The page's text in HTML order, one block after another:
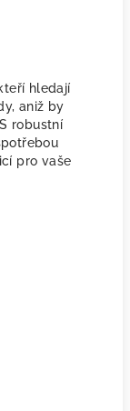
hledají
aniž by
robustní
pro vaše